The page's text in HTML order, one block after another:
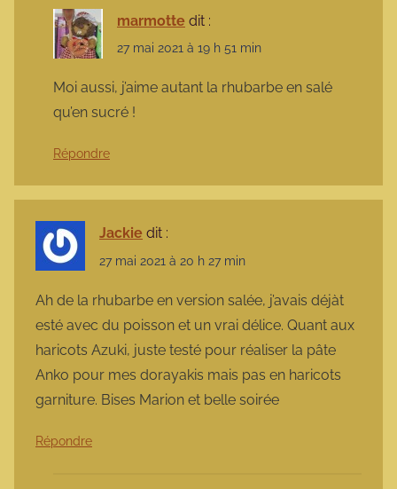
marmotte dit :
27 mai 2021 à 19 h 51 min
Moi aussi, j’aime autant la rhubarbe en salé
qu’en sucré !
Répondre
Jackie dit :
27 mai 2021 à 20 h 27 min
Ah de la rhubarbe en version salée, j’avais déjàt
esté avec du poisson et un vrai délice. Quant aux
haricots Azuki, juste testé pour réaliser la pâte
Anko pour mes dorayakis mais pas en haricots
garniture. Bises Marion et belle soirée
Répondre